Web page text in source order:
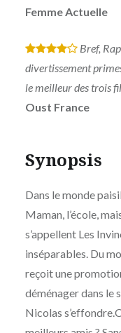
Femme Actuelle
* * * *
Bref,
divertissement
le meilleur des trois
Oust France
Synopsis
Dans le monde
Maman, l’école,
s’appellent Les
inséparables. Du
reçoit une
déménager dans le
Nicolas